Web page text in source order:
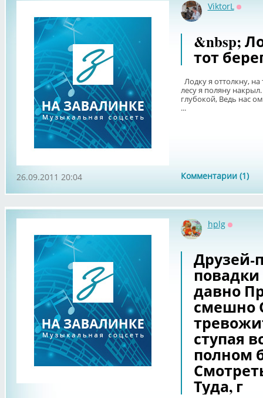
ViktorL
&nbsp;
тот
Лодку я оттолкну,
лесу я поляну
глубокой, Ведь нас
...
Комментарии (1)
26.09.2011 20:04
hplg
Друзей-
давно
смешно
ступая
полном
Туда, г